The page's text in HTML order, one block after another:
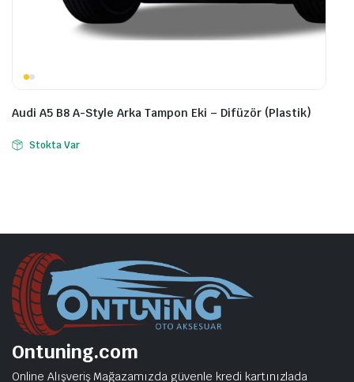
Audi A5 B8 A-Style Arka Tampon Eki – Difüzör (Plastik)
Stokta Var
Ontuning.com
Online Alışveriş Mağazamızda güvenle kredi kartınızlada